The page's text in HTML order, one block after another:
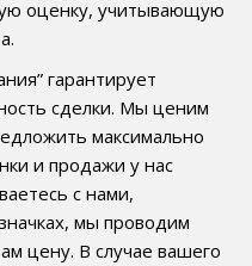
оценку, учитывающую
гарантирует
сделки. Мы ценим
максимально
и продажи у нас
с нами,
мы проводим
цену. В случае вашего